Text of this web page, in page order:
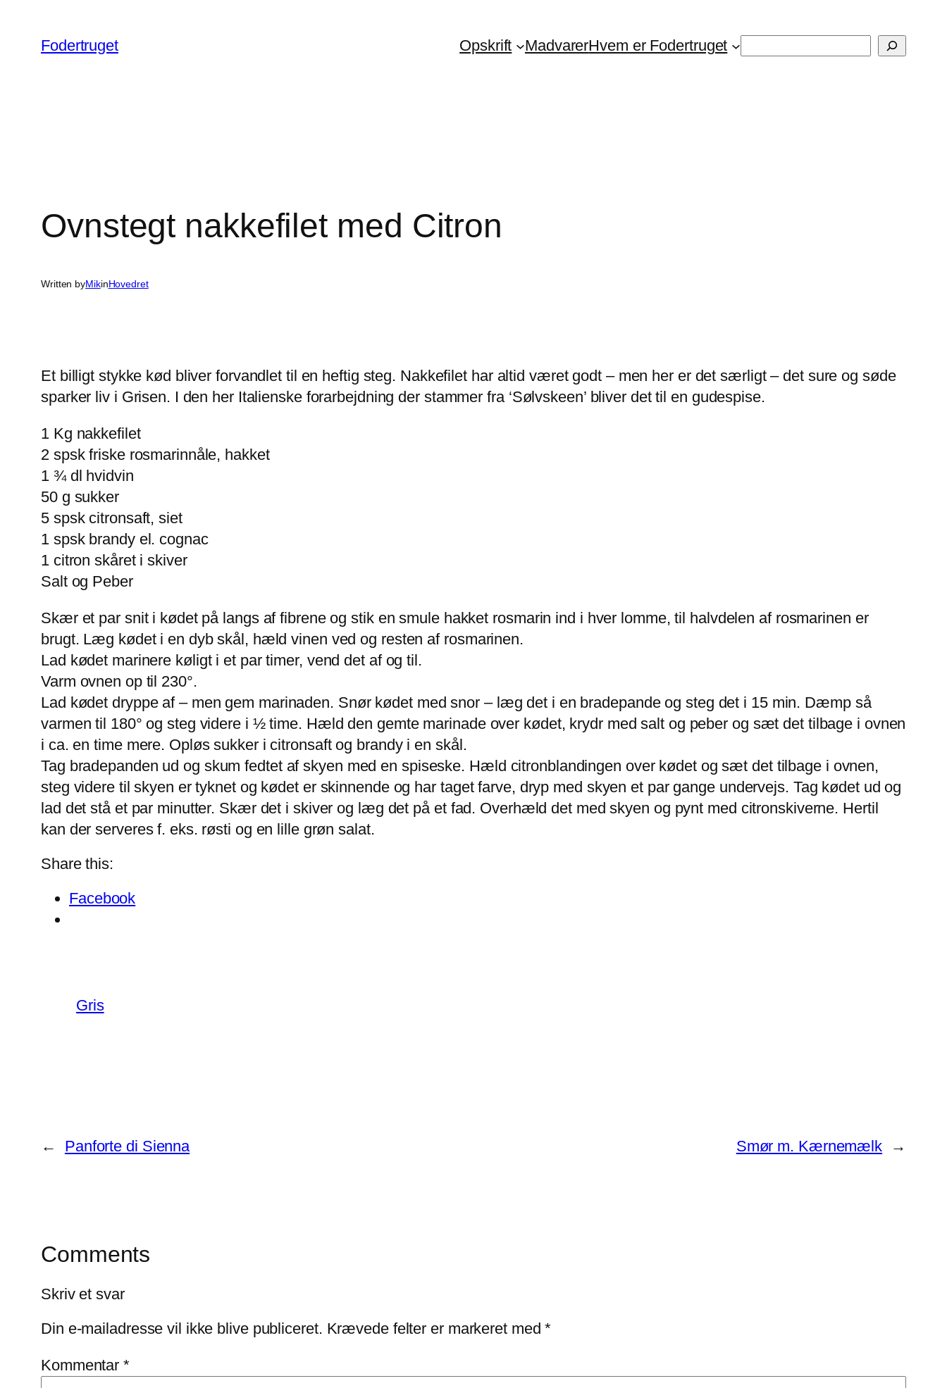
indhold
Fodertruget Opskrift MadvarerHvem er Fodertruget
Ovnstegt nakkefilet med Citron
Written byMikinHovedret
Et billigt stykke kød bliver forvandlet til en heftig steg. Nakkefilet har altid været godt – men her er det særligt – det sure og søde
sparker liv i Grisen. I den her Italienske forarbejdning der stammer fra ‘Sølvskeen’ bliver det til en gudespise.
1 Kg nakkefilet
2 spsk friske rosmarinnåle, hakket
1 ¾ dl hvidvin
50 g sukker
5 spsk citronsaft, siet
1 spsk brandy el. cognac
1 citron skåret i skiver
Salt og Peber
Skær et par snit i kødet på langs af fibrene og stik en smule hakket rosmarin ind i hver lomme, til halvdelen af rosmarinen er
brugt. Læg kødet i en dyb skål, hæld vinen ved og resten af rosmarinen.
Lad kødet marinere køligt i et par timer, vend det af og til.
Varm ovnen op til 230°.
Lad kødet dryppe af – men gem marinaden. Snør kødet med snor – læg det i en bradepande og steg det i 15 min. Dæmp så
varmen til 180° og steg videre i ½ time. Hæld den gemte marinade over kødet, krydr med salt og peber og sæt det tilbage i ovnen
i ca. en time mere. Opløs sukker i citronsaft og brandy i en skål.
Tag bradepanden ud og skum fedtet af skyen med en spiseske. Hæld citronblandingen over kødet og sæt det tilbage i ovnen,
steg videre til skyen er tyknet og kødet er skinnende og har taget farve, dryp med skyen et par gange undervejs. Tag kødet ud og
lad det stå et par minutter. Skær det i skiver og læg det på et fad. Overhæld det med skyen og pynt med citronskiverne. Hertil
kan der serveres f. eks. røsti og en lille grøn salat.
Share this:
Facebook
Gris
← Panforte di Sienna Smør m. Kærnemælk →
Comments
Skriv et svar
Din e-mailadresse vil ikke blive publiceret. Krævede felter er markeret med*
Kommentar*